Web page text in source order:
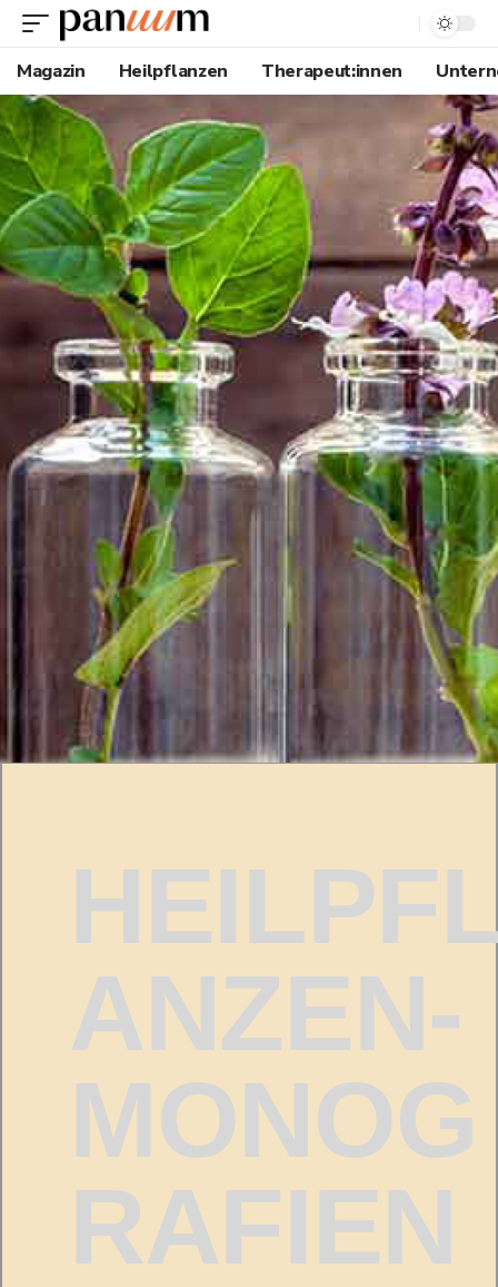
Magazin Heilpflanzen Therapeut:innen
ANZEN-
MONOG
RAFIEN